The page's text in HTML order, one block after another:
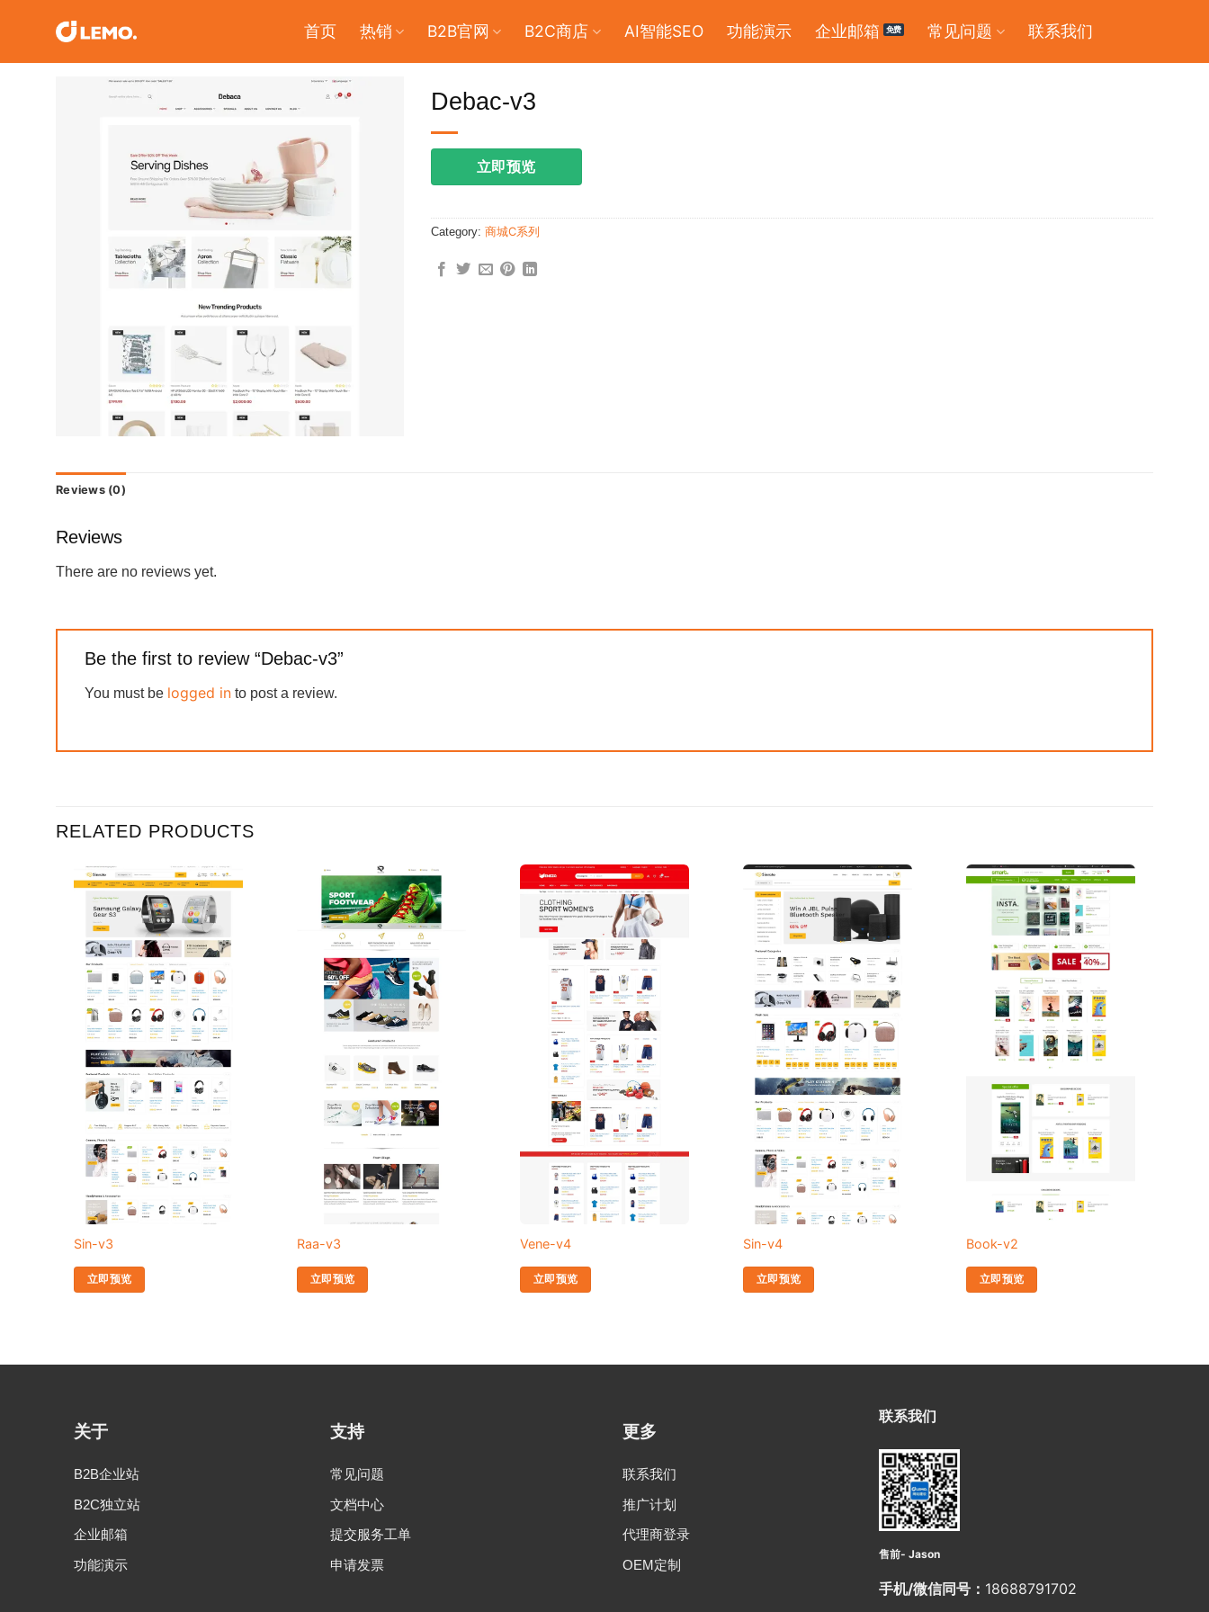
首页 热销 B2B官网 B2C商店 AI智能SEO 功能演示 企业邮箱 常见问题 联系我们
Debac-v3
立即预览
Category: 商城C系列
Reviews (0)
Reviews
There are no reviews yet.
Be the first to review “Debac-v3”
You must be logged in to post a review.
RELATED PRODUCTS
Sin-v3
立即预览
Raa-v3
立即预览
Vene-v4
立即预览
Sin-v4
立即预览
Book-v2
立即预览
关于
B2B企业站
B2C独立站
企业邮箱
功能演示
支持
常见问题
文档中心
提交服务工单
申请发票
更多
联系我们
推广计划
代理商登录
OEM定制
联系我们
售前- Jason
手机/微信同号： 18688791702